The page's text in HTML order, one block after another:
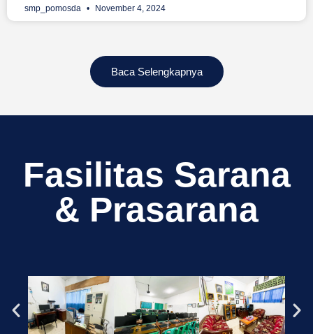
smp_pomosda November 4, 2024
Baca Selengkapnya
Fasilitas Sarana
& Prasarana